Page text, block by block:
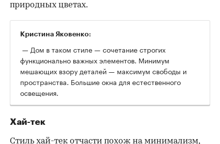
природных цветах.
Кристина Яковенко:
— Дом в таком стиле — сочетание строгих
функционально важных элементов. Минимум
мешающих взору деталей — максимум свободы и
пространства. Большие окна для естественного
освещения.
Хай-тек
Стиль хай-тек отчасти похож на минимализм,